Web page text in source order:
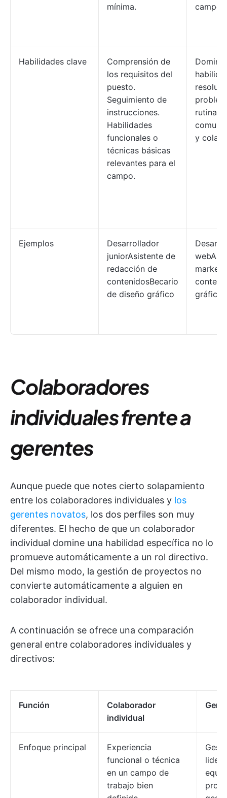
mínima.
campo.
Habilidades clave
Comprensión de
los requisitos del
puesto.
Seguimiento de
instrucciones.
Habilidades
funcionales o
técnicas básicas
relevantes para el
campo.
y
Ejemplos
Desarrollador
juniorAsistente de
redacción de
contenidosBecario
de diseño gráfico
gráfico
Colaboradores
individuales frente a
gerentes
Aunque puede que notes cierto solapamiento
entre los colaboradores individuales y los
gerentes novatos, los dos perfiles son muy
diferentes. El hecho de que un colaborador
individual domine una habilidad específica no lo
promueve automáticamente a un rol directivo.
Del mismo modo, la gestión de proyectos no
convierte automáticamente a alguien en
colaborador individual.
A continuación se ofrece una comparación
general entre colaboradores individuales y
directivos:
Función
Colaborador
individual
Enfoque principal
Experiencia
funcional o técnica
en un campo de
trabajo bien